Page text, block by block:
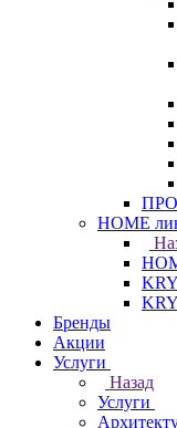
HOME
Бренды
Акции
Услуги
Назад
Услуги